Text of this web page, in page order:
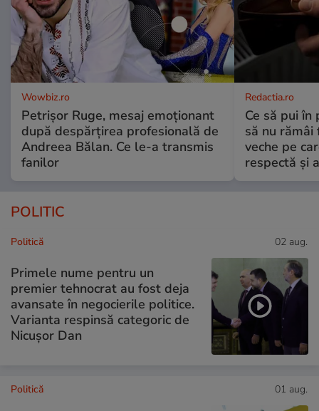
Wowbiz.ro
Petrișor Ruge, mesaj emoționant
după despărțirea profesională de
Andreea Bălan. Ce le-a transmis
fanilor
Redactia.ro
Ce să pui
să nu rămâi
veche pe
respectă și
POLITIC
Politică 02 aug.
Primele nume pentru un
premier tehnocrat au fost deja
avansate în negocierile politice.
Varianta respinsă categoric de
Nicușor Dan
Politică 01 aug.